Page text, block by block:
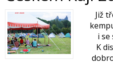
Již
i se
K